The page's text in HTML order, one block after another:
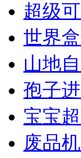
超级
世界
山地
孢子
宝宝
废品